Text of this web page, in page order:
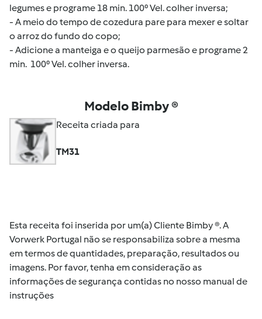
legumes e programe 18 min. 100⁰Vel.colher inversa;
- A meio do tempo de cozedura pare para mexer e soltar
o arroz do fundo do copo;
- Adicione a manteiga e o queijo parmesão e programe 2
min. 100⁰Vel.colher inversa.
Modelo Bimby ®
Receita criada para
TM31
Esta receita foi inserida por um(a) Cliente Bimby ®. A
Vorwerk Portugal não se responsabiliza sobre a mesma
em termos de quantidades, preparação, resultados ou
imagens. Por favor, tenha em consideração as
informações de segurança contidas no nosso manual de
instruções